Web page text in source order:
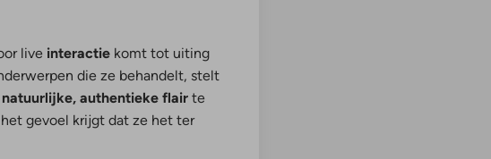
live interactie komt tot uiting
die ze behandelt, stelt
natuurlijke, authentieke flair te
gevoel krijgt dat ze het ter